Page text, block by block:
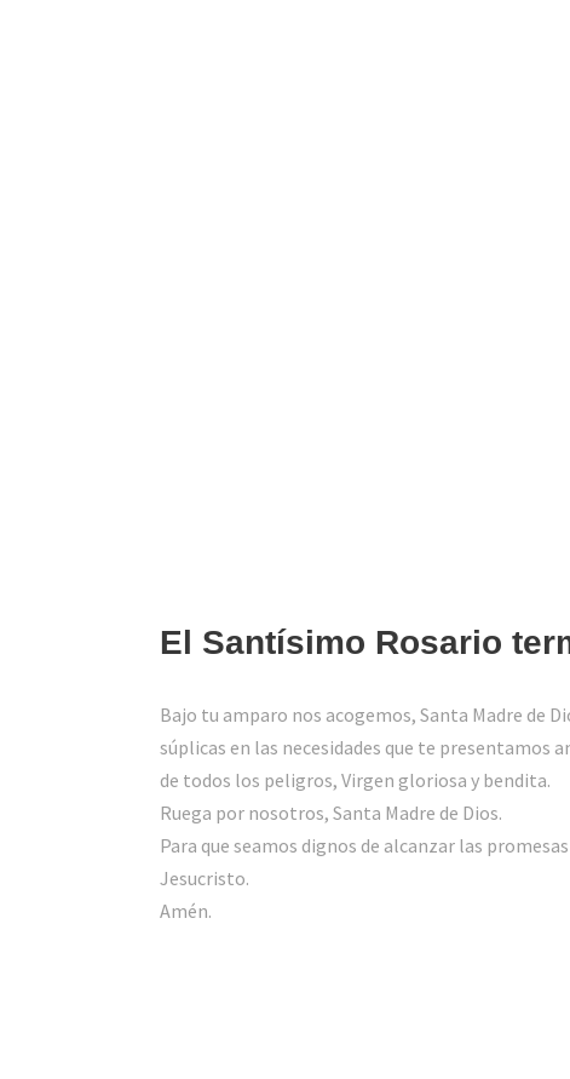
El Santísimo Rosario
Bajo tu amparo nos acogemos, Santa Madre de
súplicas en las necesidades que te presentamos
de todos los peligros, Virgen gloriosa y bendita.
Ruega por nosotros, Santa Madre de Dios.
Para que seamos dignos de alcanzar las
Jesucristo.
Amén.